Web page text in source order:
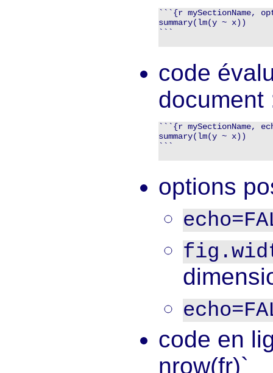
```{r mySectionName,
summary(lm(y ~ x))
```
code
document
```{r mySectionName,
summary(lm(y ~ x))
```
options
code en
nrow(fr)`